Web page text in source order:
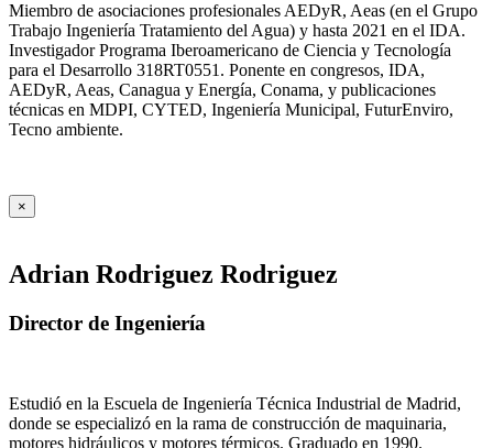
Miembro de asociaciones profesionales AEDyR, Aeas (en el Grupo
Trabajo Ingeniería Tratamiento del Agua) y hasta 2021 en el IDA.
Investigador Programa Iberoamericano de Ciencia y Tecnología
para el Desarrollo 318RT0551. Ponente en congresos, IDA,
AEDyR, Aeas, Canagua y Energía, Conama, y publicaciones
técnicas en MDPI, CYTED, Ingeniería Municipal, FuturEnviro,
Tecno ambiente.
×
Adrian Rodriguez Rodriguez
Director de Ingeniería
Estudió en la Escuela de Ingeniería Técnica Industrial de Madrid,
donde se especializó en la rama de construcción de maquinaria,
motores hidráulicos y motores térmicos. Graduado en 1990.